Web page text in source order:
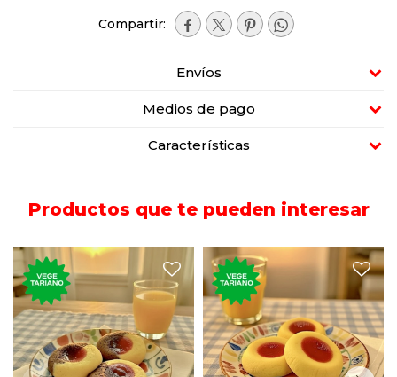
   
Envíos
Medios de pago
Características
Productos que te pueden interesar
Los característicos bizcochos
secos de chocolate y vainilla
con jalea.
Los característicos bizcochos
secos de vainilla con jalea.